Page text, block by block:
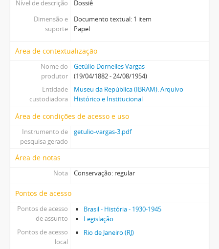
Nível de descrição
Dossiê
Dimensão e
suporte
Documento textual: 1 item
Papel
Área de contextualização
Nome do
produtor
Getúlio Dornelles Vargas
(19/04/1882 - 24/08/1954)
Entidade
custodiadora
Museu da República (IBRAM). Arquivo
Histórico e Institucional
Área de condições de acesso e uso
Instrumento de
pesquisa gerado
getulio-vargas-3.pdf
Área de notas
Nota Conservação: regular
Pontos de acesso
Pontos de acesso
de assunto
Brasil - História - 1930-1945
Legislação
Pontos de acesso
local
Rio de Janeiro (RJ)